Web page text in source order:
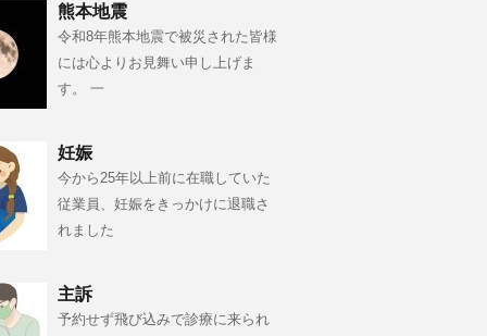
熊本地震
令和8年熊本地震で被災された皆様
には心よりお見舞い申し上げま
す。 一
妊娠
今から25年以上前に在職していた
従業員、妊娠をきっかけに退職さ
れました
主訴
予約せず飛び込みで診療に来られ